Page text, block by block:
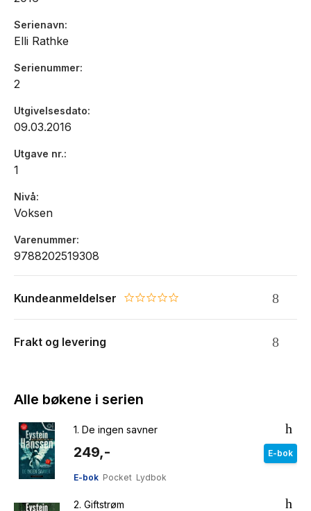
Serienavn
Elli Rathke
Serienummer
2
Utgivelsesdato
09.03.2016
Utgave nr.
1
Nivå
Voksen
Varenummer
9788202519308
Kundeanmeldelser 0.0 star rating
Frakt og levering
Alle bøkene i serien
1. De ingen savner
249,- E-bok
E-bok Pocket Lydbok
2. Giftstrøm